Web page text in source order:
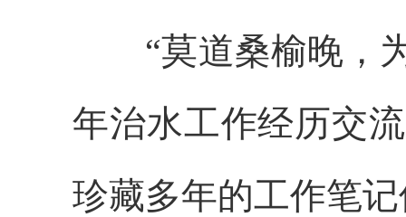
“莫道桑榆晚，
年治水工作经历交
珍藏多年的工作笔